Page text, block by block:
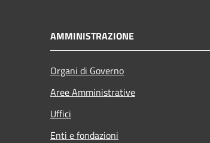
AMMINISTRAZIONE
Organi di Governo
Aree Amministrative
Uffici
Enti e fondazioni